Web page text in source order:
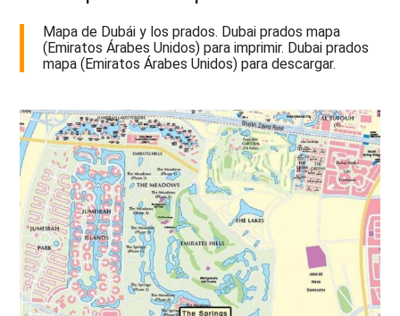
Mapa de Dubái y los prados. Dubai prados mapa
(Emiratos Árabes Unidos) para imprimir. Dubai prados
mapa (Emiratos Árabes Unidos) para descargar.